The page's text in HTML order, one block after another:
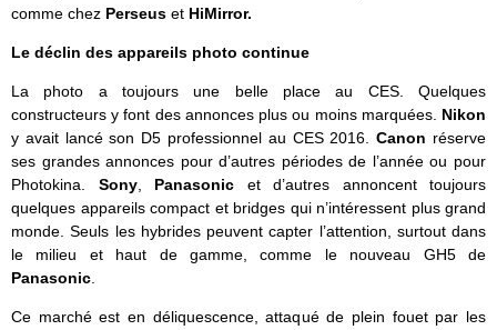
comme chez Perseus et HiMirror.
Le déclin des appareils photo continue
La photo a toujours une belle place au CES. Quelques
constructeurs y font des annonces plus ou moins marquées. Nikon
y avait lancé son D5 professionnel au CES 2016.Canon réserve
ses grandes annonces pour d’autres périodes de l’année ou pour
Photokina. Sony, Panasonic et d’autres annoncent toujours
quelques appareils compact et bridges qui n’intéressent plus grand
monde. Seuls les hybrides peuvent capter l’attention, surtout dans
le milieu et haut de gamme, comme le nouveau GH5 de
Panasonic
Ce marché est en déliquescence, attaqué de plein fouet par les